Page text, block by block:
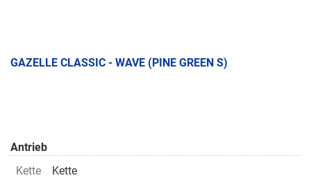
GAZELLE CLASSIC - WAVE (PINE GREEN S)
Antrieb
Kette
Kette